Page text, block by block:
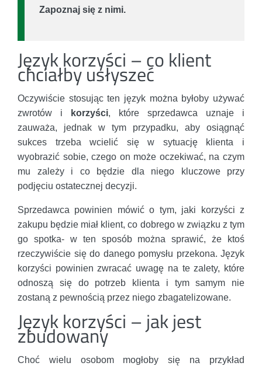
Zapoznaj się z nimi.
Język korzyści – co klient
chciałby usłyszeć
Oczywiście stosując ten język można byłoby używać
zwrotów i
korzyści, które sprzedawca uznaje i
zauważa, jednak w tym przypadku, aby osiągnąć
sukces trzeba wcielić się w sytuację klienta i
wyobrazić sobie, czego on może oczekiwać, na czym
mu zależy i co będzie dla niego kluczowe przy
podjęciu ostatecznej decyzji.
Sprzedawca powinien mówić o tym, jaki korzyści z
zakupu będzie miał klient, co dobrego w związku z tym
go spotka- w ten sposób można sprawić, że ktoś
rzeczywiście się do danego pomysłu przekona. Język
korzyści powinien zwracać uwagę na te zalety, które
odnoszą się do potrzeb klienta i tym samym nie
zostaną z pewnością przez niego zbagatelizowane.
Język korzyści – jak jest
zbudowany
Choć wielu osobom mogłoby się na przykład